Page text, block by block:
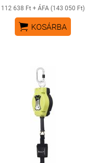
112 638 Ft + ÁFA (143 050 Ft)
 KOSÁRBA